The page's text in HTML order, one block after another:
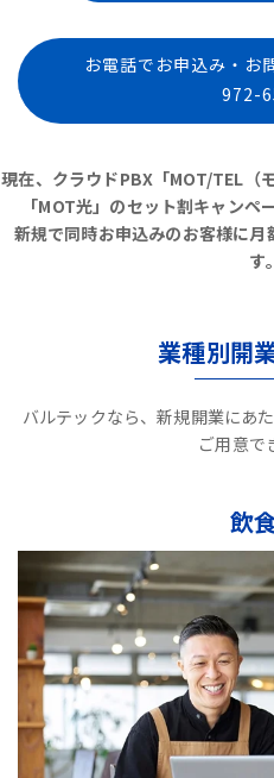
お電話でお申込み・
972-
現在、クラウドPBX「MOT/TEL（
「MOT光」のセット割キャンペ
新規で同時お申込みのお客様に
す。
業種別開
バルテックなら、新規開業にあ
ご用意で
飲